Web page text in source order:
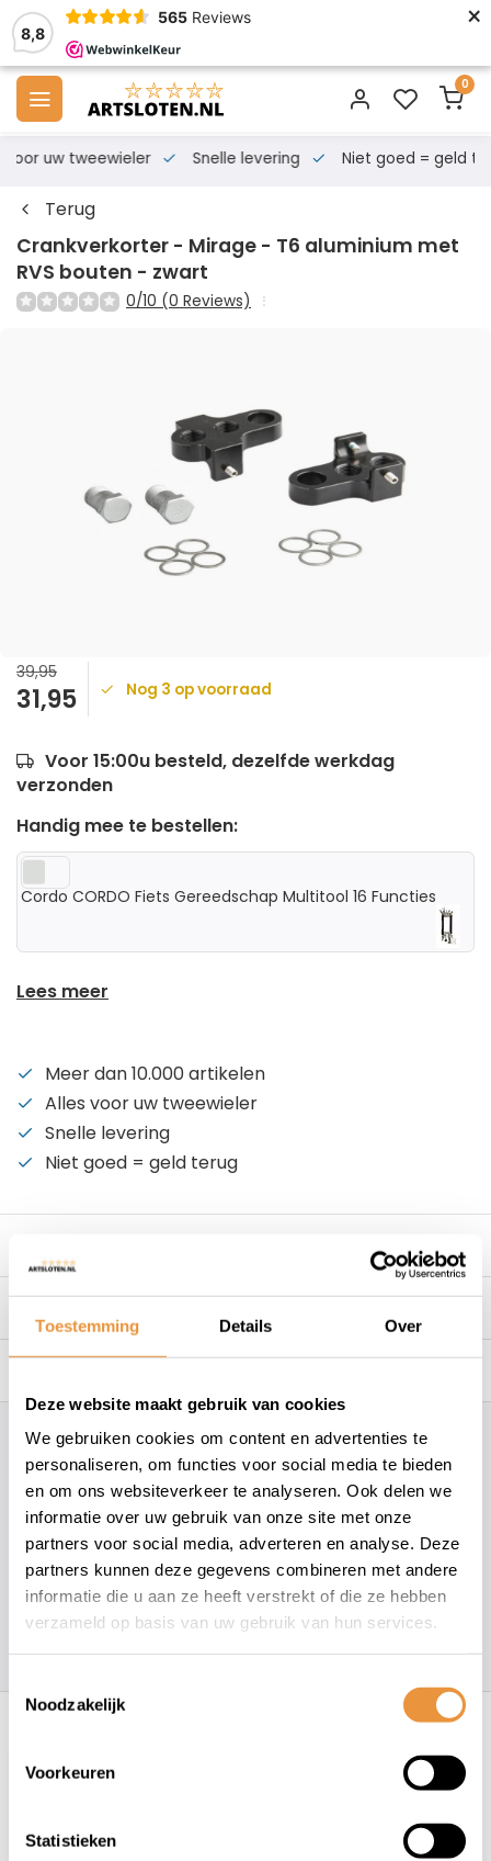
Toestemming Details Over
Deze website maakt gebruik van cookies
We gebruiken cookies om content en advertenties te
personaliseren, om functies voor social media te bieden
en om ons websiteverkeer te analyseren. Ook delen we
informatie over uw gebruik van onze site met onze
partners voor social media, adverteren en analyse. Deze
partners kunnen deze gegevens combineren met andere
informatie die u aan ze heeft verstrekt of die ze hebben
verzameld op basis van uw gebruik van hun services.
Noodzakelijk
Voorkeuren
Statistieken
8,8
565 Reviews ×
0
voor uw tweewieler Snelle levering Niet goed = geld
Terug
Crankverkorter - Mirage - T6 aluminium met
RVS bouten - zwart
0/10 (0 Reviews)
39,95
31,95 Nog 3 op voorraad
Voor 15:00u besteld, dezelfde werkdag
verzonden
Handig mee te bestellen:
Cordo CORDO Fiets Gereedschap Multitool 16 Functies
Lees meer
Meer dan 10.000 artikelen
Alles voor uw tweewieler
Snelle levering
Niet goed = geld terug
Hoe kunnen wij je helpen?
+31 78 780 2330
info@artsloten.nl
Recent bekeken